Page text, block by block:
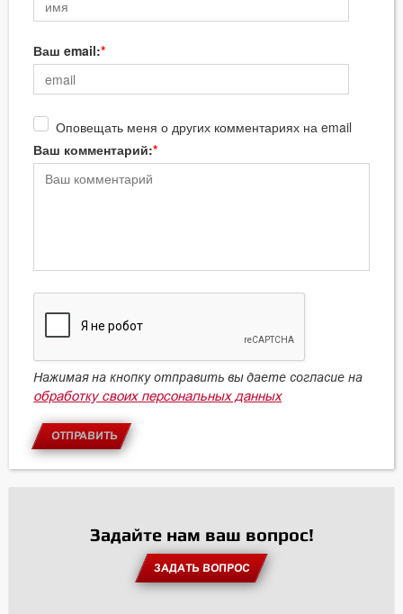
Ваш email:
Оповещать меня о других комментариях на email
Ваш комментарий:
Нажимая на кнопку отправить вы даете согласие на
обработку своих персональных данных
ОТПРАВИТЬ
Задайте нам ваш вопрос!
ЗАДАТЬ ВОПРОС